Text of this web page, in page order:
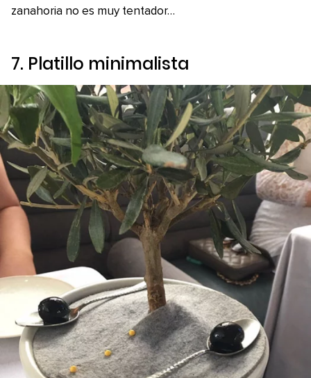
zanahoria no es muy tentador…
7. Platillo minimalista